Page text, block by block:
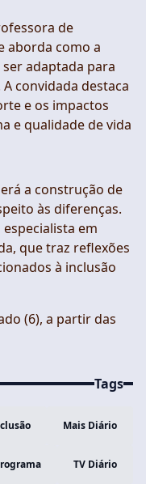
de
aborda como a
adaptada para
convidada destaca
e os impactos
e qualidade de vida
a construção de
às diferenças.
em
que traz reflexões
à inclusão
(6), a partir das
Tags
Mais Diário
TV Diário